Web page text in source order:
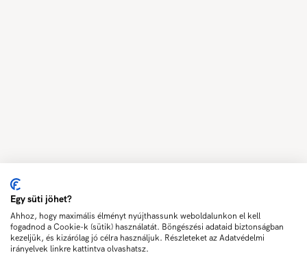
Egy süti jöhet?
Ahhoz, hogy maximális élményt nyújthassunk weboldalunkon el kell
fogadnod a Cookie-k (sütik) használatát. Böngészési adataid biztonságban
kezeljük, és kizárólag jó célra használjuk. Részleteket az Adatvédelmi
irányelvek linkre kattintva olvashatsz.